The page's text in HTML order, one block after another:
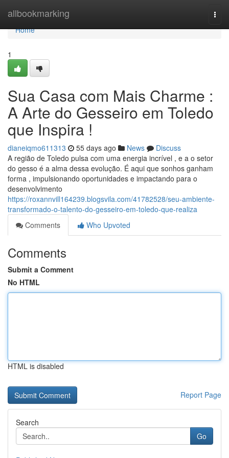
allbookmarking
Home
Home
1
Sua Casa com Mais Charme :
A Arte do Gesseiro em Toledo
que Inspira !
dianeiqmo611313 55 days ago News
Discuss
A região de Toledo pulsa com uma energia incrível , e a o setor
do gesso é a alma dessa evolução. É aqui que sonhos ganham
forma , impulsionando oportunidades e impactando para o
desenvolvimento
https://roxannvill164239.blogsvila.com/41782528/seu-ambiente-
transformado-o-talento-do-gesseiro-em-toledo-que-realiza
Comments
Who Upvoted
Comments
Submit a Comment
No HTML
HTML is disabled
Report Page
Search
Go